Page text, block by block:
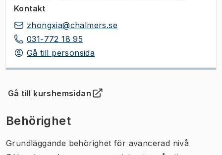
Kontakt
zhongxia@chalmers.se
031-772 18 95
Gå till personsida
Gå till kurshemsidan
(Öppnas i ny flik)
Behörighet
Grundläggande behörighet för avancerad nivå